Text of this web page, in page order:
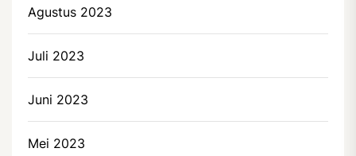
Agustus 2023
Juli 2023
Juni 2023
Mei 2023